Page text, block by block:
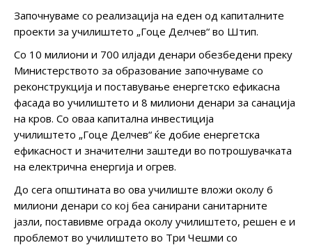
Започнуваме со реализација на еден од капиталните
проекти за училиштето „Гоце Делчев“ во Штип.
Со 10 милиони и 700 илјади денари обезбедени преку
Министерството за образование започнуваме со
реконструкција и поставување енергетско ефикасна
фасада во училиштето и 8 милиони денари за санација
на кров. Со оваа капитална инвестиција
училиштето „Гоце Делчев“ ќе добие енергетска
ефикасност и значителни заштеди во потрошувачката
на електрична енергија и огрев.
До сега општината во ова училиште вложи околу 6
милиони денари со кој беа санирани санитарните
јазли, поставивме ограда околу училиштето, решен е и
проблемот во училиштето во Три Чешми со